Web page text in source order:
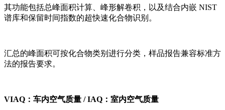
其功能包括总峰面积计算、峰形解卷积，以及结合内嵌 NIST
谱库和保留时间指数的超快速化合物识别。
汇总的峰面积可按化合物类别进行分类，样品报告兼容标准方
法的报告要求。
VIAQ：车内空气质量 / IAQ：室内空气质量